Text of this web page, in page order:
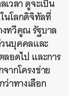
วลา ดูจะเป็น
นโลกดิจิทัลที่
ทวีคูณ รัฐบาล
นบุคคลและ
ลอดไป และการ
ากโครงข่าย
าทางเลือก